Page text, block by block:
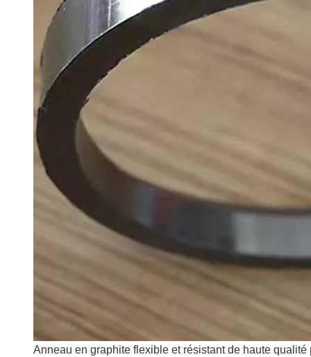
Anneau en graphite flexible et résistant de haute